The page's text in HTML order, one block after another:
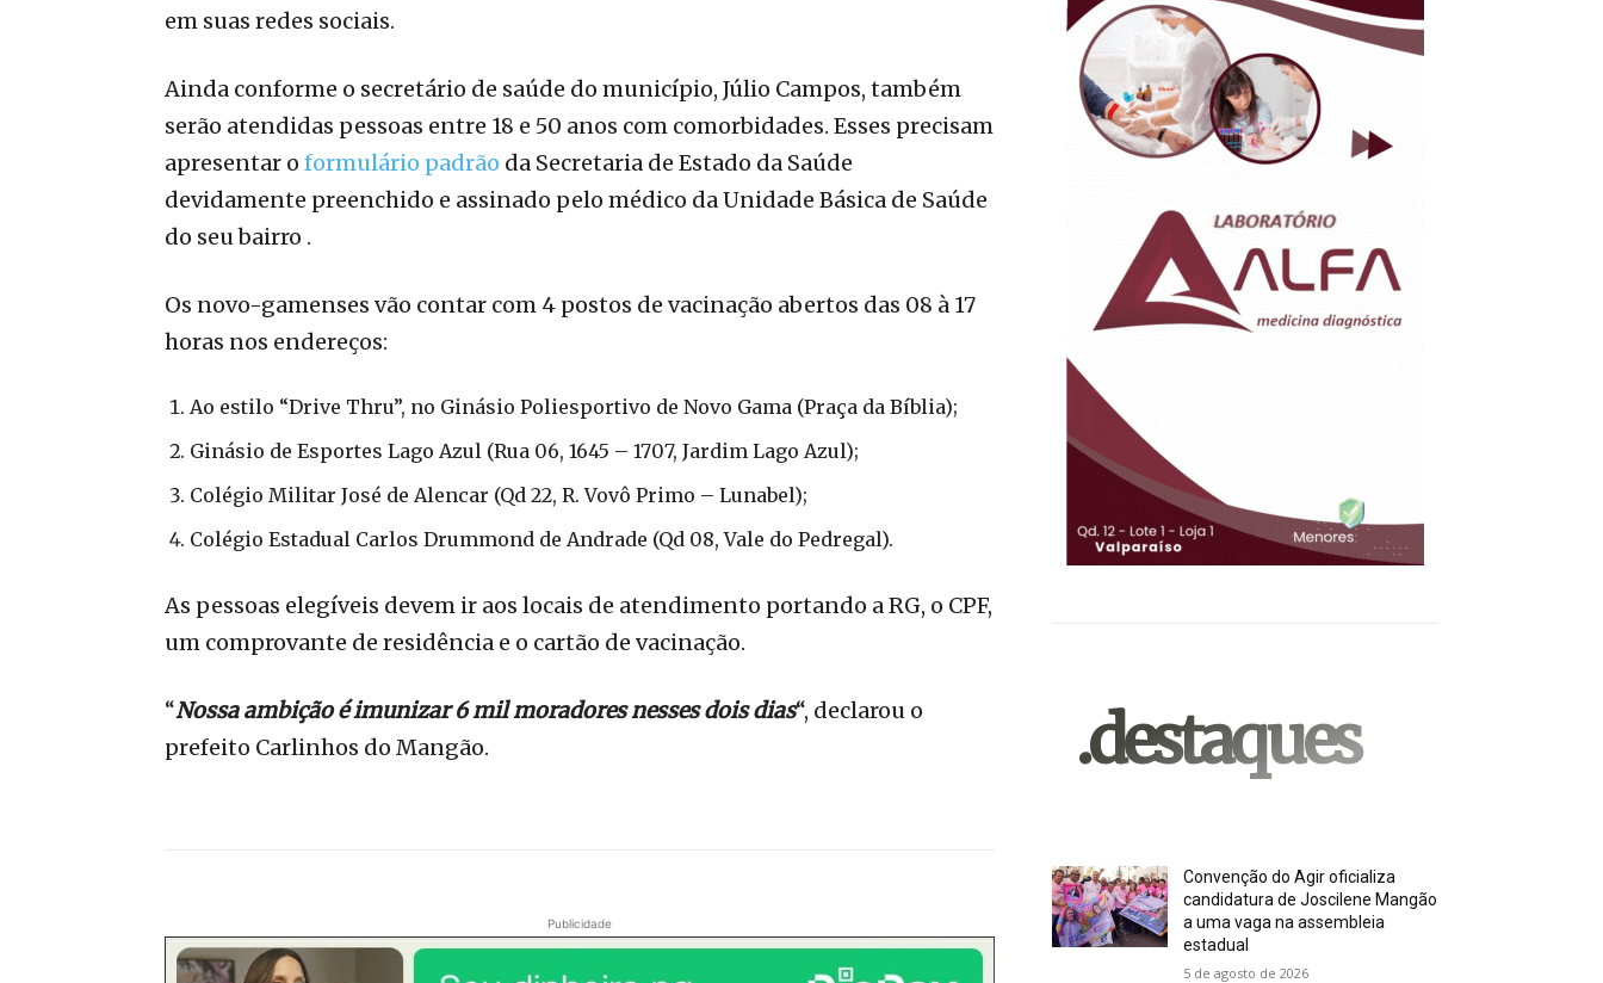
em suas redes sociais.
Ainda conforme o secretário de saúde do município, Júlio Campos, também
serão atendidas pessoas entre 18 e 50 anos com comorbidades. Esses precisam
apresentar o formulário padrão da Secretaria de Estado da Saúde
devidamente preenchido e assinado pelo médico da Unidade Básica de Saúde
do seu bairro .
Os novo-gamenses vão contar com 4 postos de vacinação abertos das 08 à 17
horas nos endereços:
Ao estilo “Drive Thru”, no Ginásio Poliesportivo de Novo Gama (Praça da Bíblia);
Ginásio de Esportes Lago Azul (Rua 06, 1645 – 1707, Jardim Lago Azul);
Colégio Militar José de Alencar (Qd 22, R. Vovô Primo – Lunabel);
Colégio Estadual Carlos Drummond de Andrade (Qd 08, Vale do Pedregal).
As pessoas elegíveis devem ir aos locais de atendimento portando a RG, o CPF,
um comprovante de residência e o cartão de vacinação.
“Nossa ambição é imunizar 6 mil moradores nesses dois dias“, declarou o
prefeito Carlinhos do Mangão.
Publicidade
.destaques
Convenção do Agir oficializa
candidatura de Joscilene Mangão
a uma vaga na assembleia
estadual
5 de agosto de 2026